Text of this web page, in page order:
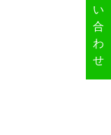
い
合
わ
せ